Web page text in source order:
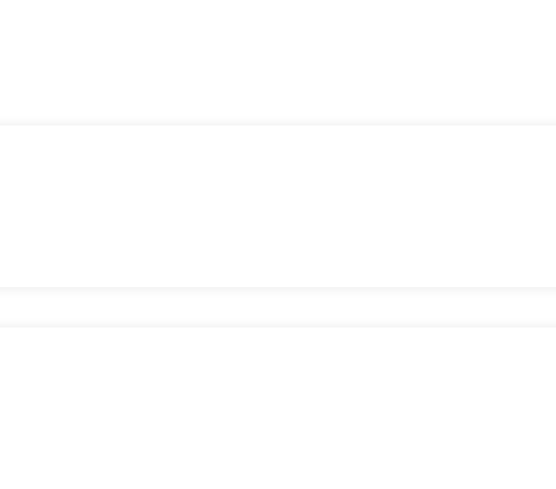
sans complications.
du marché.
des plateformes et des dApps.